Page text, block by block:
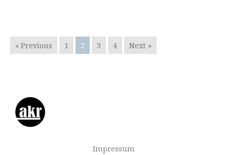
« Previous 1 2 3 4 Next »
Impressum